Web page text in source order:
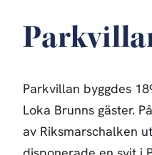
Parkvillan byggdes
Loka Brunns gäster.
av Riksmarschalken